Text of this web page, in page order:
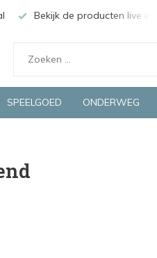
Bekijk de producten live in
SPEELGOED ONDERWEG